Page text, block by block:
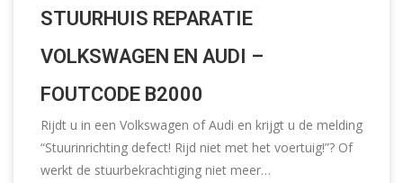
STUURHUIS REPARATIE
VOLKSWAGEN EN AUDI –
FOUTCODE B2000
Rijdt u in een Volkswagen of Audi en krijgt u de melding
“Stuurinrichting defect! Rijd niet met het voertuig!”? Of
werkt de stuurbekrachtiging niet meer…